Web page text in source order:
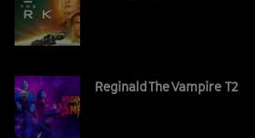
Reginald The Vampire T2